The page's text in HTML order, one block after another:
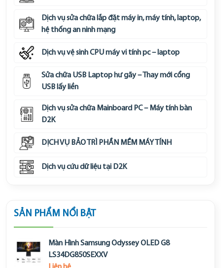
Dịch vụ sửa chữa lắp đặt máy in, máy tính, laptop,
hệ thống an ninh mạng
Dịch vụ vệ sinh CPU máy vi tính pc – laptop
Sửa chữa USB Laptop hư gãy – Thay mới cổng
USB lấy liền
Dịch vụ sửa chữa Mainboard PC – Máy tính bàn
D2K
DỊCH VỤ BẢO TRÌ PHẦN MỀM MÁY TÍNH
Dịch vụ cứu dữ liệu tại D2K
SẢN PHẨM NỔI BẬT
Màn Hình Samsung Odyssey OLED G8
LS34DG850SEXXV